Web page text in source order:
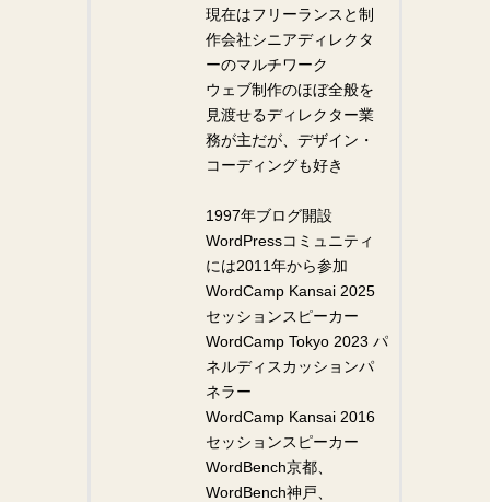
現在はフリーランスと制
作会社シニアディレクタ
ーのマルチワーク
ウェブ制作のほぼ全般を
見渡せるディレクター業
務が主だが、デザイン・
コーディングも好き
1997年ブログ開設
WordPressコミュニティ
には2011年から参加
WordCamp Kansai 2025
セッションスピーカー
WordCamp Tokyo 2023 パ
ネルディスカッションパ
ネラー
WordCamp Kansai 2016
セッションスピーカー
WordBench京都、
WordBench神戸、